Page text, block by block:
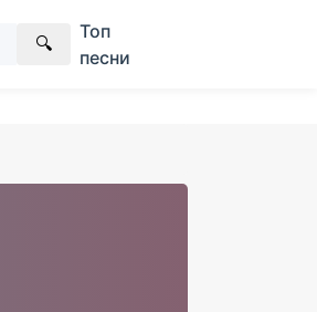
🔍
Топ
песни